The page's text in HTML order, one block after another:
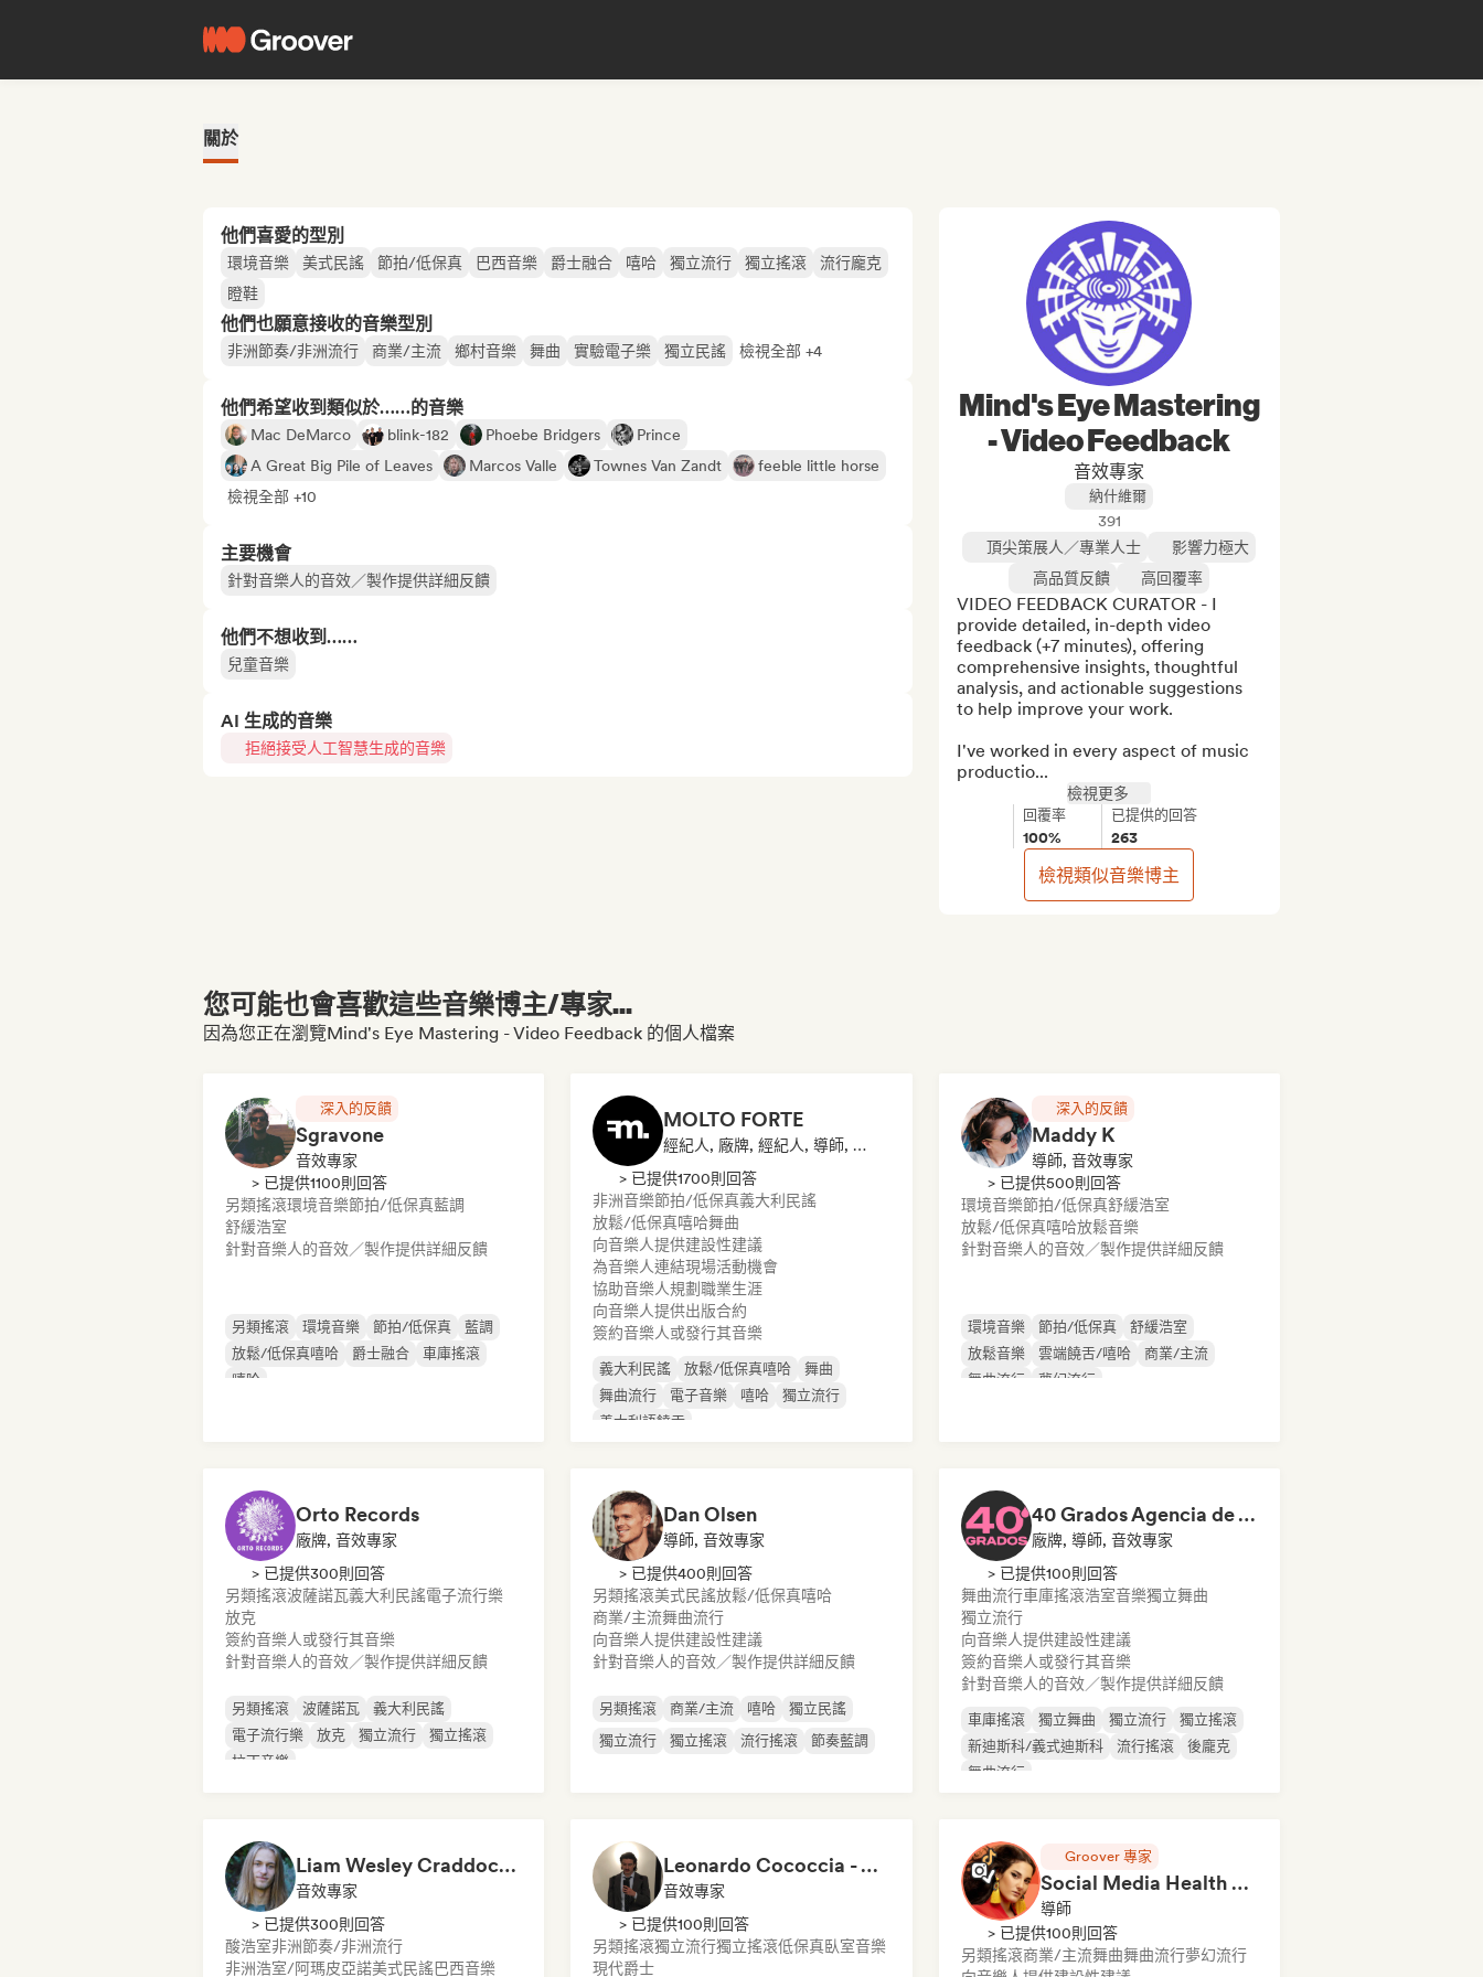
關於
他們喜愛的型別
環境音樂 美式民謠 節拍/低保真 巴西音樂 爵士融合 嘻哈 獨立流行 獨立搖滾
流行龐克
瞪鞋
他們也願意接收的音樂型別
非洲節奏/非洲流行 商業/主流 鄉村音樂 舞曲 實驗電子樂 獨立民謠 檢視全部 +4
他們希望收到類似於……的音樂
Mac DeMarco blink-182 Phoebe Bridgers
Prince
A Great Big Pile of Leaves
Marcos Valle Townes Van Zandt
feeble little horse
檢視全部 +10
主要機會
針對音樂人的音效／製作提供詳細反饋
他們不想收到……
兒童音樂
AI 生成的音樂
拒絕接受人工智慧生成的音樂
Mind's Eye Mastering
- Video Feedback
音效專家
納什維爾
391
頂尖策展人／專業人士
影響力極大
高品質反饋
高回覆率
VIDEO FEEDBACK CURATOR - I
provide detailed, in-depth video
feedback (+7 minutes), offering
comprehensive insights, thoughtful
analysis, and actionable suggestions
to help improve your work.
I've worked in every aspect of music
productio...
檢視更多
回覆率
100%
已提供的回答
263
檢視類似音樂博主
您可能也會喜歡這些音樂博主/專家...
因為您正在瀏覽Mind's Eye Mastering - Video Feedback 的個人檔案
深入的反饋
Sgravone
音效專家
> 已提供1100則回答
另類搖滾環境音樂節拍/低保真藍調
舒緩浩室
針對音樂人的音效／製作提供詳細反饋
另類搖滾 環境音樂 節拍/低保真
藍調
放鬆/低保真嘻哈
爵士融合
車庫搖滾
嘻哈
MOLTO FORTE
經紀人, 廠牌, 經紀人, 導師, 發行商
> 已提供1700則回答
非洲音樂節拍/低保真義大利民謠
放鬆/低保真嘻哈舞曲
向音樂人提供建設性建議
為音樂人連結現場活動機會
協助音樂人規劃職業生涯
向音樂人提供出版合約
簽約音樂人或發行其音樂
義大利民謠 放鬆/低保真嘻哈
舞曲
舞曲流行
電子音樂 嘻哈
獨立流行
義大利語饒舌
深入的反饋
Maddy K
導師, 音效專家
> 已提供500則回答
環境音樂節拍/低保真舒緩浩室
放鬆/低保真嘻哈放鬆音樂
針對音樂人的音效／製作提供詳細反饋
環境音樂 節拍/低保真
舒緩浩室
放鬆音樂
雲端饒舌/嘻哈
商業/主流
舞曲流行
夢幻流行
Orto Records
廠牌, 音效專家
> 已提供300則回答
另類搖滾波薩諾瓦義大利民謠電子流行樂
放克
簽約音樂人或發行其音樂
針對音樂人的音效／製作提供詳細反饋
另類搖滾 波薩諾瓦
義大利民謠
電子流行樂
放克 獨立流行
獨立搖滾
拉丁音樂
Dan Olsen
導師, 音效專家
> 已提供400則回答
另類搖滾美式民謠放鬆/低保真嘻哈
商業/主流舞曲流行
向音樂人提供建設性建議
針對音樂人的音效／製作提供詳細反饋
另類搖滾 商業/主流 嘻哈
獨立民謠
獨立流行
獨立搖滾 流行搖滾 節奏藍調
40 Grados Agencia de Artistas
廠牌, 導師, 音效專家
> 已提供100則回答
舞曲流行車庫搖滾浩室音樂獨立舞曲
獨立流行
向音樂人提供建設性建議
簽約音樂人或發行其音樂
針對音樂人的音效／製作提供詳細反饋
車庫搖滾 獨立舞曲 獨立流行
獨立搖滾
新迪斯科/義式迪斯科
流行搖滾
後龐克
舞曲流行
Liam Wesley Craddock (Wally’s HydeOut @ Hyde Street Studios)
音效專家
> 已提供300則回答
酸浩室非洲節奏/非洲流行
非洲浩室/阿瑪皮亞諾美式民謠巴西音樂
Leonardo Cococcia - Video Feedback
音效專家
> 已提供100則回答
另類搖滾獨立流行獨立搖滾低保真臥室音樂
現代爵士
Groover 專家
Social Media Health Check
導師
> 已提供100則回答
另類搖滾商業/主流舞曲舞曲流行夢幻流行